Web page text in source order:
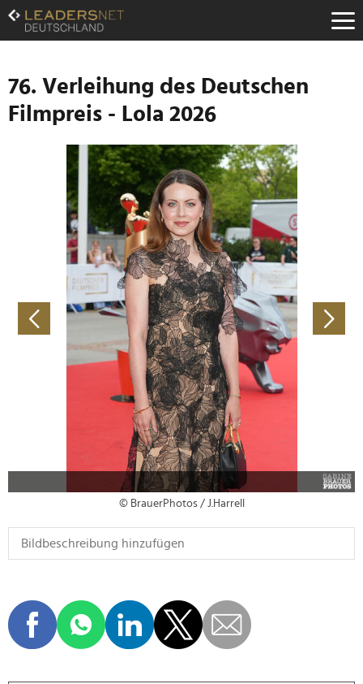
Zum
Inhalt
Zur
Navigation
Zur
Hauptnavigation
76. Verleihung des Deutschen
Filmpreis - Lola 2026
© BrauerPhotos / J.Harrell